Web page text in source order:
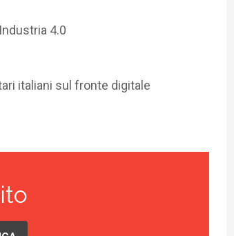
4.0
italiani sul fronte digitale